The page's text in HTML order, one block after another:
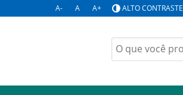
A- A A+ ALTO CONTRASTE
Buscar
por: